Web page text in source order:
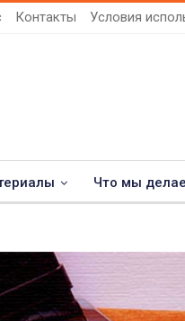
Контакты Условия
Что мы